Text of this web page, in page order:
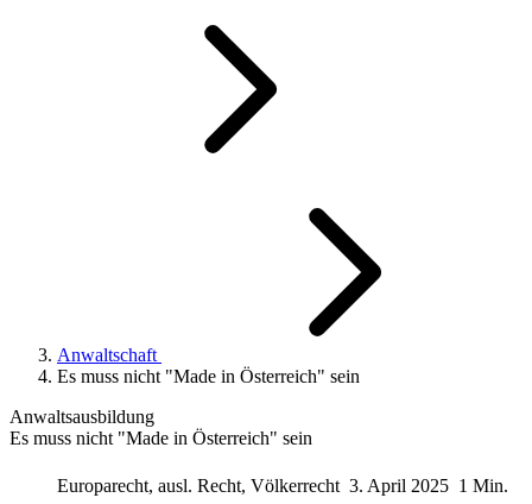
Anwaltschaft
Es muss nicht "Made in Österreich" sein
Anwaltsausbildung
Es muss nicht "Made in Österreich" sein
Europarecht, ausl. Recht, Völkerrecht 3. April 2025 1 Min.